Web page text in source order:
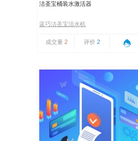
洁圣宝桶装水激活器
蓝巧洁圣宝活水机
成交量 2 评价 2